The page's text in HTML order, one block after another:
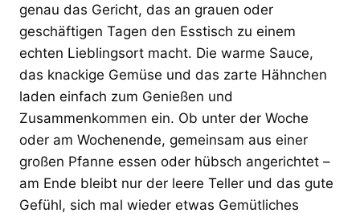
genau das Gericht, das an grauen oder
geschäftigen Tagen den Esstisch zu einem
echten Lieblingsort macht. Die warme Sauce,
das knackige Gemüse und das zarte Hähnchen
laden einfach zum Genießen und
Zusammenkommen ein. Ob unter der Woche
oder am Wochenende, gemeinsam aus einer
großen Pfanne essen oder hübsch angerichtet –
am Ende bleibt nur der leere Teller und das gute
Gefühl, sich mal wieder etwas Gemütliches